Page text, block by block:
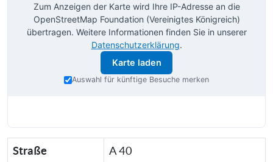
Zum Anzeigen der Karte wird Ihre IP-Adresse an die
OpenStreetMap Foundation (Vereinigtes Königreich)
übertragen. Weitere Informationen finden Sie in unserer
Datenschutzerklärung.
Karte laden
Auswahl für künftige Besuche merken
Straße A 40